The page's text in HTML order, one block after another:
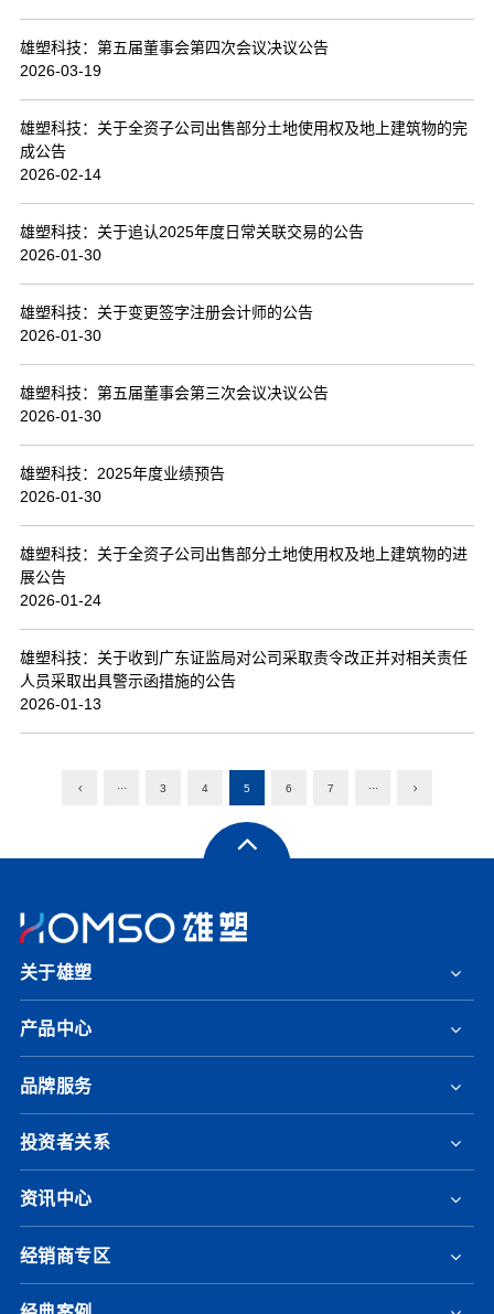
雄塑科技：第五届董事会第四次会议决议公告
2026-03-19
雄塑科技：关于全资子公司出售部分土地使用权及地上建筑物的完
成公告
2026-02-14
雄塑科技：关于追认2025年度日常关联交易的公告
2026-01-30
雄塑科技：关于变更签字注册会计师的公告
2026-01-30
雄塑科技：第五届董事会第三次会议决议公告
2026-01-30
雄塑科技：2025年度业绩预告
2026-01-30
雄塑科技：关于全资子公司出售部分土地使用权及地上建筑物的进
展公告
2026-01-24
雄塑科技：关于收到广东证监局对公司采取责令改正并对相关责任
人员采取出具警示函措施的公告
2026-01-13
··· 3 4 5 6 7 ···
关于雄塑
产品中心
品牌服务
投资者关系
资讯中心
经销商专区